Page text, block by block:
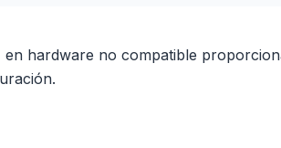
hardware no compatible